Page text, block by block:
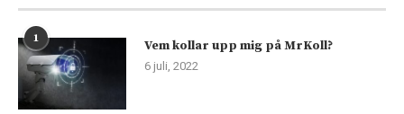
1 Vem kollar upp mig på MrKoll?
6 juli, 2022